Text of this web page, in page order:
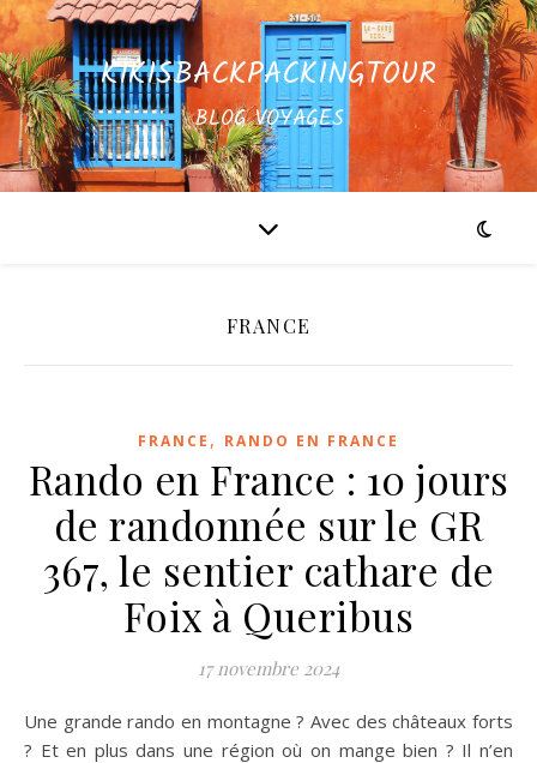
KIKISBACKPACKINGTOUR
BLOG VOYAGES
FRANCE
FRANCE , RANDO EN FRANCE
Rando en France : 10 jours
de randonnée sur le GR
367, le sentier cathare de
Foix à Queribus
17 novembre 2024
Une grande rando en montagne ? Avec des châteaux forts
? Et en plus dans une région où on mange bien ? Il n’en